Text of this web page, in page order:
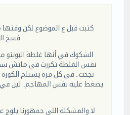
كتبت قبل ع الموضوع لكن وقتها
فسخ
الشكوك في أنها غلطة البونتو
نفس الغلطة تكررت في ماتش
نجحت.. في كل مرة يستلم
يضغط عليه نفس المهاجم.. لين في
لا والمشكلة اللي جمهورنا